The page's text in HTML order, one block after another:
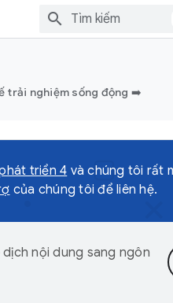
trải nghiệm sống động ➡️
triển 4 và chúng tôi rất
của chúng tôi để liên hệ.
nội dung sang ngôn